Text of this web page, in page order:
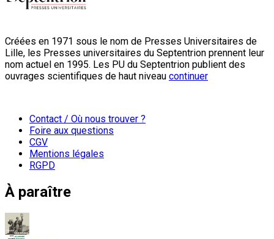
Créées en 1971 sous le nom de Presses Universitaires de
Lille, les Presses universitaires du Septentrion prennent leur
nom actuel en 1995. Les PU du Septentrion publient des
ouvrages scientifiques de haut niveau continuer
Contact / Où nous trouver ?
Foire aux questions
CGV
Mentions légales
RGPD
À paraître